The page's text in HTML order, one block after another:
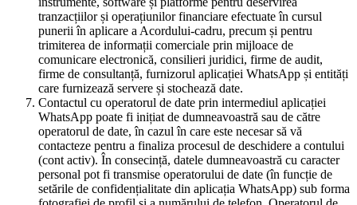
tranzacțiilor și operațiunilor financiare efectuate în cursul
punerii în aplicare a Acordului-cadru, precum și pentru
trimiterea de informații comerciale prin mijloace de
comunicare electronică, consilieri juridici, firme de audit,
firme de consultanță, furnizorul aplicației WhatsApp și entități
care furnizează servere și stochează date.
Contactul cu operatorul de date prin intermediul aplicației
WhatsApp poate fi inițiat de dumneavoastră sau de către
operatorul de date, în cazul în care este necesar să vă
contacteze pentru a finaliza procesul de deschidere a contului
(cont activ). În consecință, datele dumneavoastră cu caracter
personal pot fi transmise operatorului de date (în funcție de
setările de confidențialitate din aplicația WhatsApp) sub forma